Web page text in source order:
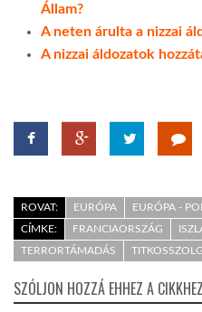
Állam?
A neten árulta a nizzai
A nizzai áldozatok
ROVAT: EURÓPA
EURÓPA -
CÍMKE:
FRANCIAORSZÁG
TERRORTÁMADÁS
SZÓLJON HOZZÁ EHHEZ A CIKKHEZ